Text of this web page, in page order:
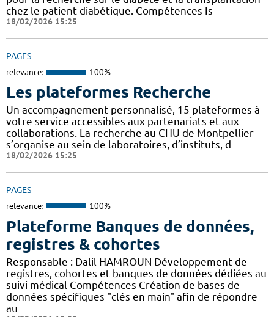
chez le patient diabétique. Compétences Is
18/02/2026 15:25
PAGES
relevance: 100%
Les plateformes Recherche
Un accompagnement personnalisé, 15 plateformes à
votre service accessibles aux partenariats et aux
collaborations. La recherche au CHU de Montpellier
s’organise au sein de laboratoires, d’instituts, d
18/02/2026 15:25
PAGES
relevance: 100%
Plateforme Banques de données,
registres & cohortes
Responsable : Dalil HAMROUN Développement de
registres, cohortes et banques de données dédiées au
suivi médical Compétences Création de bases de
données spécifiques "clés en main" afin de répondre
au